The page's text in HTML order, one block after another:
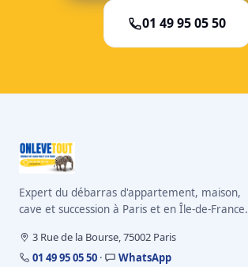
01 49 95 05 50
Expert du débarras d'appartement, maison,
cave et succession à Paris et en Île-de-France.
3 Rue de la Bourse, 75002 Paris
01 49 95 05 50 ·
WhatsApp